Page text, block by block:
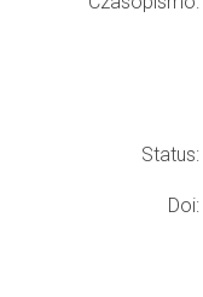
Status:
Doi: